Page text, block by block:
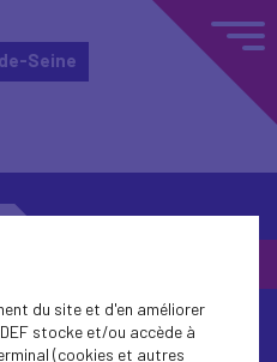
Seine
nous
du site et d'en améliorer
stocke et/ou accède à
(cookies et autres